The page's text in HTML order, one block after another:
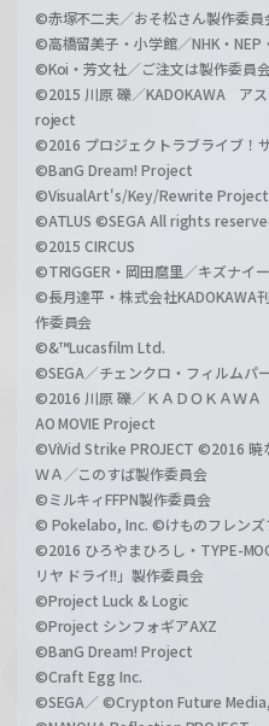
©赤塚不二夫／おそ松さん製作委員
©高橋留美子・小学館／NHK・NEP
©Koi・芳文社／ご注文は製作委員
©2015 川原 礫／KADOKAWA アス
roject
©2016 プロジェクトラブライブ！
©BanG Dream! Project
©VisualArt's/Key/Rewrite Project
©ATLUS ©SEGA All rights
©2015 CIRCUS
©TRIGGER・岡田麿里／キズナイ
©長月達平・株式会社KADOKAWA
作委員会
©&™Lucasfilm Ltd.
©SEGA／チェンクロ・フィルムパ
©2016 川原 礫／ＫＡＤＯＫＡＷ
AO MOVIE Project
©ViVid Strike PROJECT ©2016 暁
ＷＡ／このすば製作委員会
©ミルキィFFPN製作委員会
© Pokelabo, Inc. ©けものフレンズ
©2016 ひろやまひろし・TYPE-
リヤ ドライ!!」製作委員会
©Project Luck & Logic
©Project シンフォギアAXZ
©BanG Dream! Project
©Craft Egg Inc.
©SEGA／ ©Crypton Future